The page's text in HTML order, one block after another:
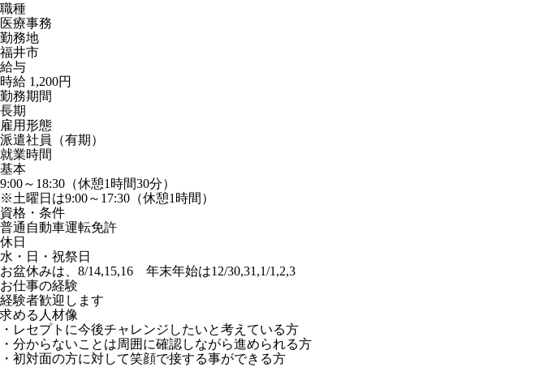
職種
医療事務
勤務地
福井市
給与
時給 1,200円
勤務期間
長期
雇用形態
派遣社員（有期）
就業時間
基本
9:00～18:30（休憩1時間30分）
※土曜日は9:00～17:30（休憩1時間）
資格・条件
普通自動車運転免許
休日
水・日・祝祭日
お盆休みは、8/14,15,16 年末年始は12/30,31,1/1,2,3
お仕事の経験
経験者歓迎します
求める人材像
・レセプトに今後チャレンジしたいと考えている方
・分からないことは周囲に確認しながら進められる方
・初対面の方に対して笑顔で接する事ができる方